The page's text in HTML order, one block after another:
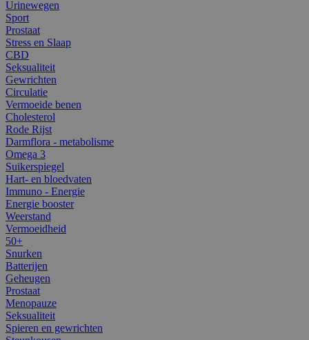
Urinewegen
Sport
Prostaat
Stress en Slaap
CBD
Seksualiteit
Gewrichten
Circulatie
Vermoeide benen
Cholesterol
Rode Rijst
Darmflora - metabolisme
Omega 3
Suikerspiegel
Hart- en bloedvaten
Immuno - Energie
Energie booster
Weerstand
Vermoeidheid
50+
Snurken
Batterijen
Geheugen
Prostaat
Menopauze
Seksualiteit
Spieren en gewrichten